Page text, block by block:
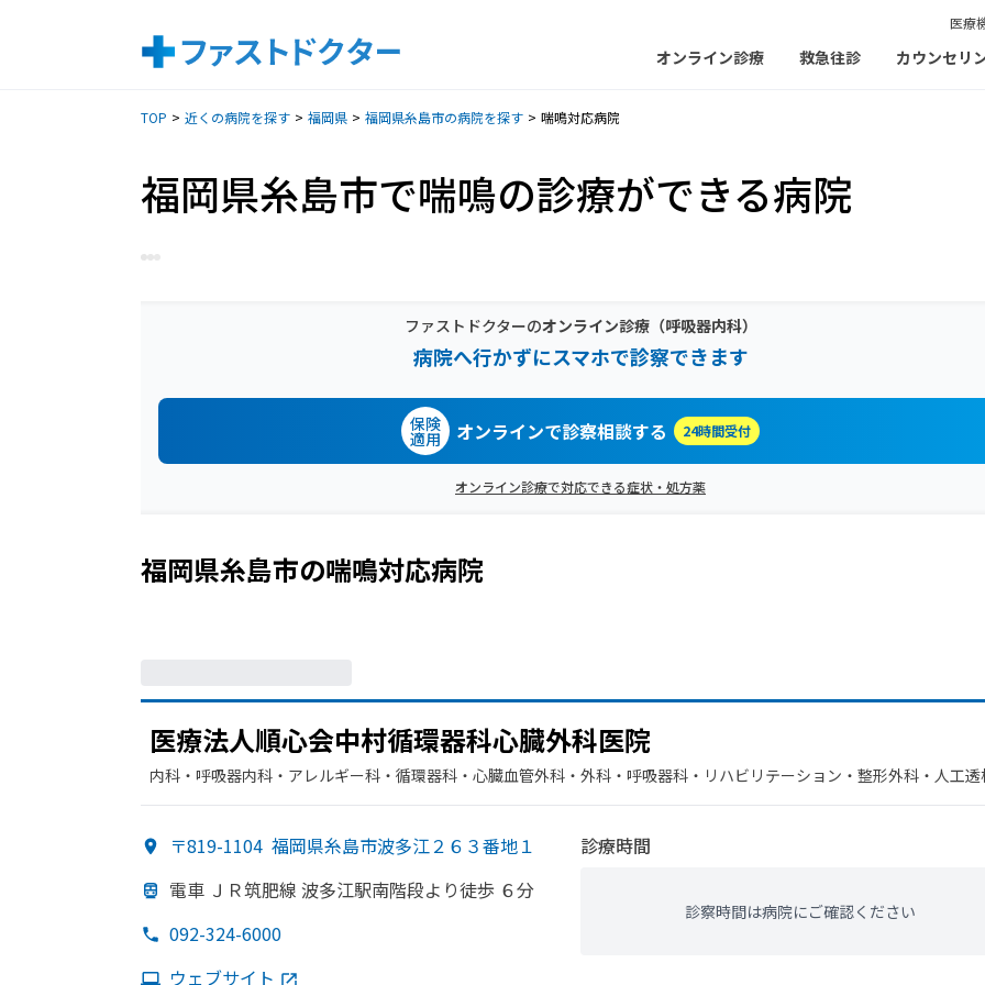
医療
オンライン診療 救急往診 カウンセリ
TOP 近くの病院を探す 福岡県 福岡県糸島市の病院を探す 喘鳴対応病院
福岡県糸島市で喘鳴の診療ができる病院
ファストドクターのオンライン診療（呼吸器内科）
病院へ行かずにスマホで診察できます
保険
適用 オンラインで診察相談する 24時間受付
オンライン診療で対応できる症状・処方薬
福岡県糸島市の喘鳴対応病院
医療法人順心会中村循環器科心臓外科医院
内科・​呼吸器内科・​アレルギー科・​循環器科・​心臓血管外科・​外科・​呼吸器科・​リハビリテーション・​整形外科・​人工透
〒819-1104 福岡県糸島市波多江２６３番地１
電車 ＪＲ筑肥線 波多江駅南階段より徒歩 ６分
092-324-6000
ウェブサイト
診療時間
診察時間は病院にご確認ください